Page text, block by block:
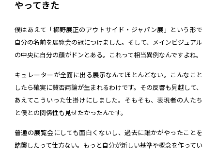
やってきた
僕はあえて「櫛野展正のアウトサイド・ジャパン展」という形で
自分の名前を展覧会の冠につけました。そして、メインビジュアル
の中央に自分の顔がドンとある。これって相当異例なんですよね。
キュレーターが全面に出る展示なんてほとんどない。こんなこと
したら確実に賛否両論が生まれるわけです。その反響も見越して、
あえてこういった仕掛けにしました。そもそも、表現者の人たち
と僕との関係性も見せたかったんです。
普通の展覧会にしても面白くないし、過去に誰かがやったことを
踏襲したって仕方ない。もっと自分が新しい基準や概念を作ってい